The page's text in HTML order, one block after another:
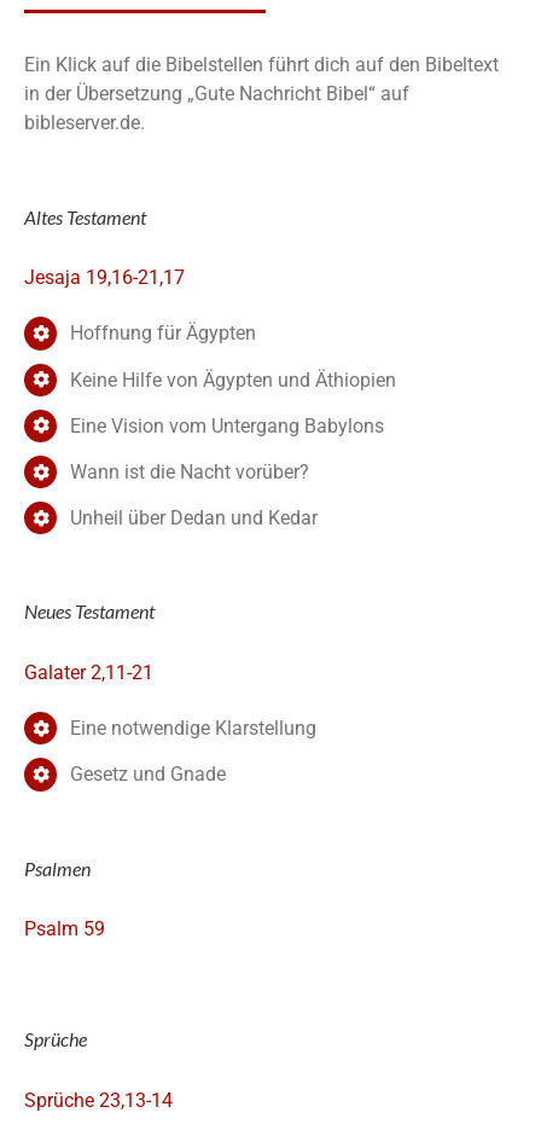
Ein Klick auf die Bibelstellen führt dich auf den Bibeltext
in der Übersetzung „Gute Nachricht Bibel“ auf
bibleserver.de.
Altes Testament
Jesaja 19,16-21,17
Hoffnung für Ägypten
Keine Hilfe von Ägypten und Äthiopien
Eine Vision vom Untergang Babylons
Wann ist die Nacht vorüber?
Unheil über Dedan und Kedar
Neues Testament
Galater 2,11-21
Eine notwendige Klarstellung
Gesetz und Gnade
Psalmen
Psalm 59
Sprüche
Sprüche 23,13-14